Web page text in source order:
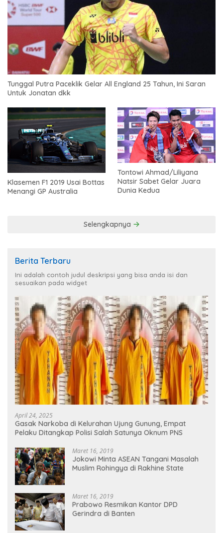
Tunggal Putra Paceklik Gelar All England 25 Tahun, Ini Saran
Untuk Jonatan dkk
Klasemen F1 2019 Usai Bottas
Menangi GP Australia
Tontowi Ahmad/Liliyana
Natsir Sabet Gelar Juara
Dunia Kedua
Selengkapnya
Berita Terbaru
Ini adalah contoh judul deskripsi yang bisa anda isi dan
sesuaikan pada widget
April 24, 2025
Gasak Narkoba di Kelurahan Ujung Gunung, Empat
Pelaku Ditangkap Polisi Salah Satunya Oknum PNS
Maret 16, 2019
Jokowi Minta ASEAN Tangani Masalah
Muslim Rohingya di Rakhine State
Maret 16, 2019
Prabowo Resmikan Kantor DPD
Gerindra di Banten